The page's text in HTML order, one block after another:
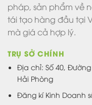
pháp, sản phẩm về
tái tạo hàng đầu tại
mà giá cả hợp lý.
TRỤ SỞ CHÍNH
Địa chỉ: Số 40, Đường
Hải Phòng
Đăng kí Kinh Doanh